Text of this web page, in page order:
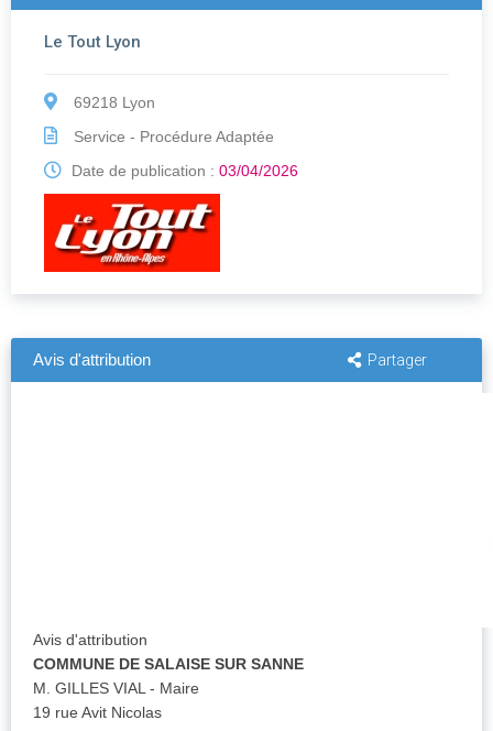
Le Tout Lyon
69218 Lyon
Service - Procédure Adaptée
Date de publication : 03/04/2026
Avis d'attribution Partager
Avis d'attribution
COMMUNE DE SALAISE SUR SANNE
M. GILLES VIAL - Maire
19 rue Avit Nicolas